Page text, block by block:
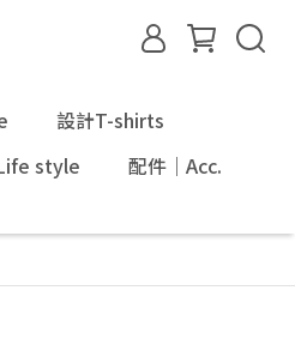
設計T-shirts
style
配件｜Acc.